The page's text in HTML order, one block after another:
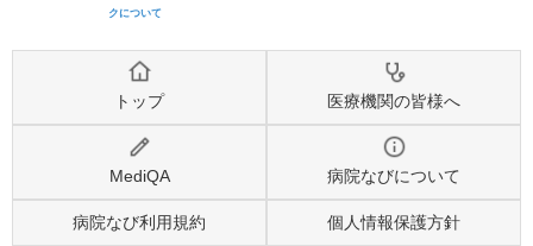
クについて
トップ 医療機関の皆様へ
MediQA 病院なびについて
病院なび利用規約 個人情報保護方針